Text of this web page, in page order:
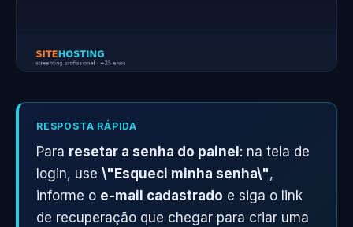
RESPOSTA RÁPIDA
Para resetar a senha do painel : na tela de
login, use \"Esqueci minha senha\",
informe o e-mail cadastrado e siga o link
de recuperação que chegar para criar uma